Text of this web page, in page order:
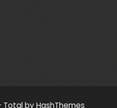
Totalby HashThemes